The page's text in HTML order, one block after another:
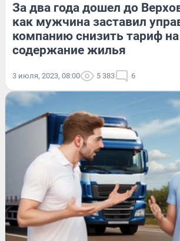
За два года дошел до
как мужчина заставил
компанию снизить тариф на
содержание жилья
3 июля, 2023, 08:00 5 383 6